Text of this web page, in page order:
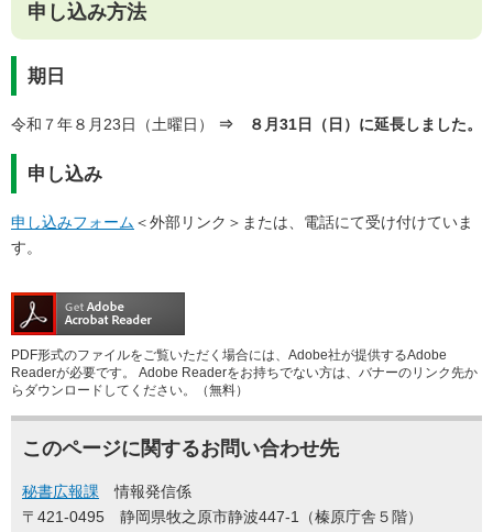
申し込み方法
期日
令和７年８月23日（土曜日） ⇒ ８月31日（日）に延長しました。
申し込み
申し込みフォーム ＜外部リンク＞ または、電話にて受け付けていま
す。
PDF形式のファイルをご覧いただく場合には、Adobe社が提供するAdobe
Readerが必要です。
Adobe Readerをお持ちでない方は、バナーのリンク先か
らダウンロードしてください。（無料）
このページに関するお問い合わせ先
秘書広報課
情報発信係
〒421-0495
静岡県牧之原市静波447-1（榛原庁舎５階）